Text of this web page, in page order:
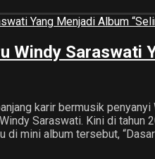
Windy Saraswati
karir bermusik
Saraswati. Kini di
mini album tersebut,